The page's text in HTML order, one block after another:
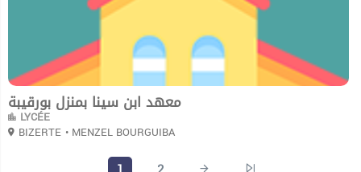
معهد ابن سينا بمنزل بورقيبة
LYCÉE
BIZERTE • MENZEL BOURGUIBA